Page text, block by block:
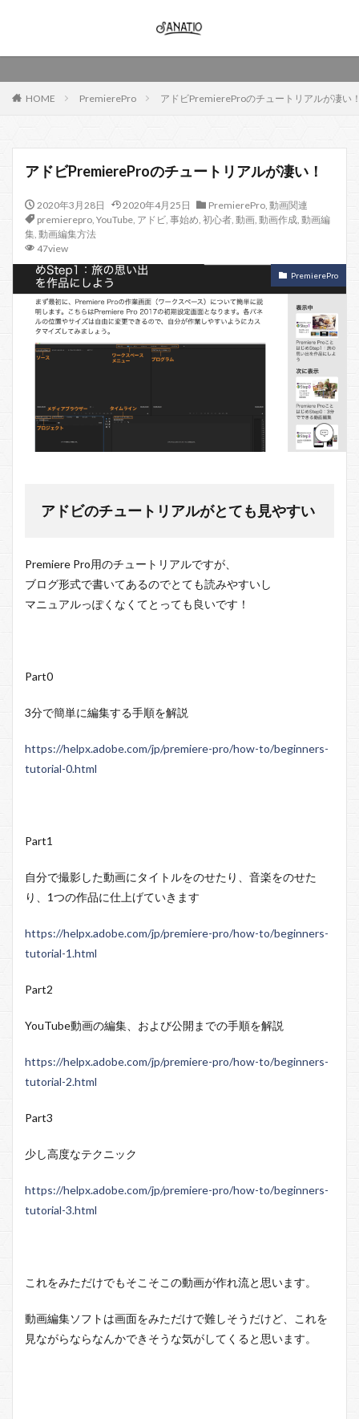
HOME PremierePro アドビPremiereProのチュートリアルが凄い
アドビPremiereProのチュートリアルが凄い！
2020年3月28日 2020年4月25日 PremierePro, 動画関連
premierepro, YouTube, アドビ, 事始め, 初心者, 動画, 動画作成, 動画編
集, 動画編集方法
47view
PremierePro
アドビのチュートリアルがとても見やすい
Premiere Pro用のチュートリアルですが、
ブログ形式で書いてあるのでとても読みやすいし
マニュアルっぽくなくてとっても良いです！
Part0
3分で簡単に編集する手順を解説
https://helpx.adobe.com/jp/premiere-pro/how-to/beginners-
tutorial-0.html
Part1
自分で撮影した動画にタイトルをのせたり、音楽をのせた
り、1つの作品に仕上げていきます
https://helpx.adobe.com/jp/premiere-pro/how-to/beginners-
tutorial-1.html
Part2
YouTube動画の編集、および公開までの手順を解説
https://helpx.adobe.com/jp/premiere-pro/how-to/beginners-
tutorial-2.html
Part3
少し高度なテクニック
https://helpx.adobe.com/jp/premiere-pro/how-to/beginners-
tutorial-3.html
これをみただけでもそこそこの動画が作れ流と思います。
動画編集ソフトは画面をみただけで難しそうだけど、これを
見ながらならなんかできそうな気がしてくると思います。